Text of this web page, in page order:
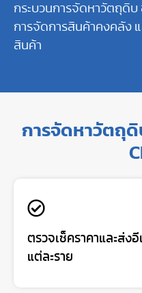
กระบวนการจัดหาวัตถุดิ
การจัดการสินค้าคงคลัง แ
สินค้า
การจัดหาวัตถุ
ตรวจเช็คราคาและส่ง
แต่ละราย